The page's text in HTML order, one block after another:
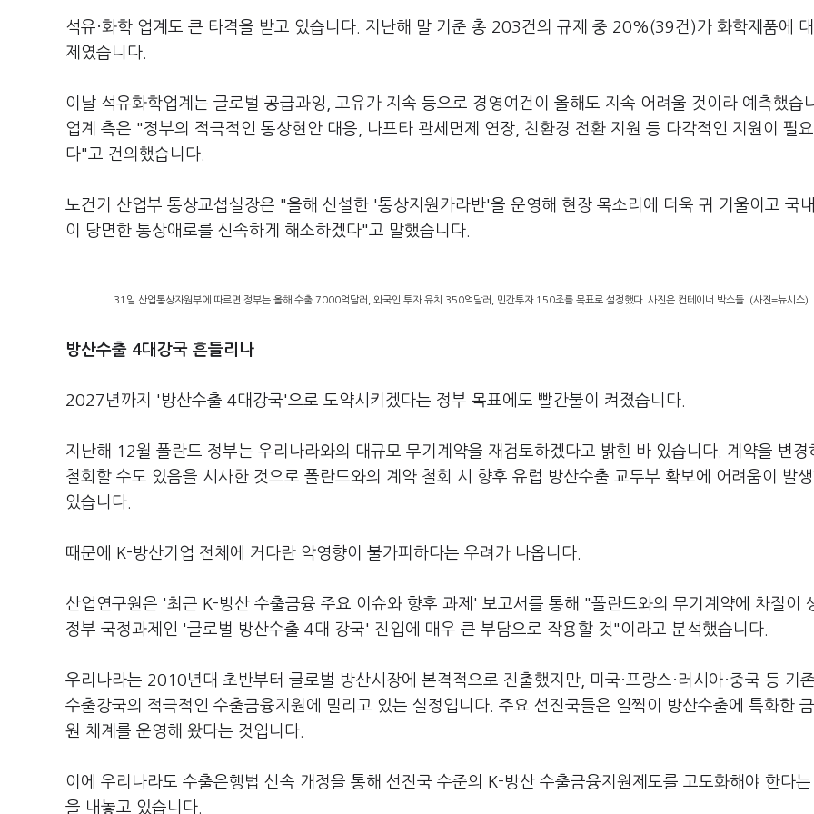
석유·화학 업계도 큰 타격을 받고 있습니다. 지난해 말 기준 총 203건의 규제 중 20%(39건)가 화학제품에
제였습니다.
이날 석유화학업계는 글로벌 공급과잉, 고유가 지속 등으로 경영여건이 올해도 지속 어려울 것이라 예측했습
업계 측은 "정부의 적극적인 통상현안 대응, 나프타 관세면제 연장, 친환경 전환 지원 등 다각적인 지원이 필
다"고 건의했습니다.
노건기 산업부 통상교섭실장은 "올해 신설한 '통상지원카라반'을 운영해 현장 목소리에 더욱 귀 기울이고 국
이 당면한 통상애로를 신속하게 해소하겠다"고 말했습니다.
31일 산업통상자원부에 따르면 정부는 올해 수출 7000억달러, 외국인 투자 유치 350억달러, 민간투자 150조를 목표로 설정했다. 사진은 컨테이너 박스들. (사진=뉴시스)
방산수출 4대강국 흔들리나
2027년까지 '방산수출 4대강국'으로 도약시키겠다는 정부 목표에도 빨간불이 켜졌습니다.
지난해 12월 폴란드 정부는 우리나라와의 대규모 무기계약을 재검토하겠다고 밝힌 바 있습니다. 계약을 변경
철회할 수도 있음을 시사한 것으로 폴란드와의 계약 철회 시 향후 유럽 방산수출 교두부 확보에 어려움이 발
있습니다.
때문에 K-방산기업 전체에 커다란 악영향이 불가피하다는 우려가 나옵니다.
산업연구원은 '최근 K-방산 수출금융 주요 이슈와 향후 과제' 보고서를 통해 "폴란드와의 무기계약에 차질이
정부 국정과제인 '글로벌 방산수출 4대 강국' 진입에 매우 큰 부담으로 작용할 것"이라고 분석했습니다.
우리나라는 2010년대 초반부터 글로벌 방산시장에 본격적으로 진출했지만, 미국·프랑스·러시아·중국 등 기
수출강국의 적극적인 수출금융지원에 밀리고 있는 실정입니다. 주요 선진국들은 일찍이 방산수출에 특화한 금
원 체계를 운영해 왔다는 것입니다.
이에 우리나라도 수출은행법 신속 개정을 통해 선진국 수준의 K-방산 수출금융지원제도를 고도화해야 한다는
을 내놓고 있습니다.